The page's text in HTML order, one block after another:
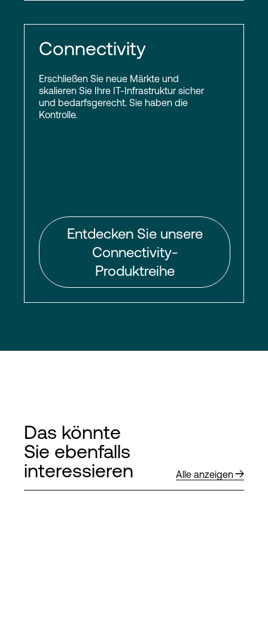
Connectivity
Erschließen Sie neue Märkte und
skalieren Sie Ihre IT-Infrastruktur sicher
und bedarfsgerecht. Sie haben die
Kontrolle.
Entdecken Sie unsere
Connectivity-
Produktreihe
Das könnte
Sie ebenfalls
interessieren
Alle anzeigen